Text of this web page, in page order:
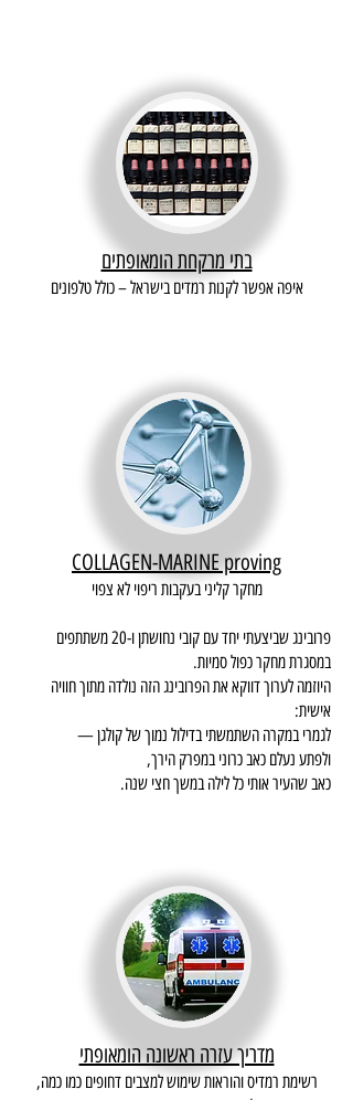
בתי מרקחת הומאופתים
איפה אפשר לקנות רמדים בישראל – כולל טלפונים
COLLAGEN-MARINE proving
מחקר קליני בעקבות ריפוי לא צפוי
פרובינג שביצעתי יחד עם קובי נחושתן ו-20 משתתפים
במסגרת מחקר כפול סמיות.
היוזמה לערוך דווקא את הפרובינג הזה נולדה מתוך חוויה
אישית:
לגמרי במקרה השתמשתי בדילול נמוך של קולגן —
ולפתע נעלם כאב כרוני במפרק הירך,
כאב שהעיר אותי כל לילה במשך חצי שנה.
מדריך עזרה ראשונה הומאופתי
רשימת רמדיס והוראות שימוש למצבים דחופים כמו כמה,